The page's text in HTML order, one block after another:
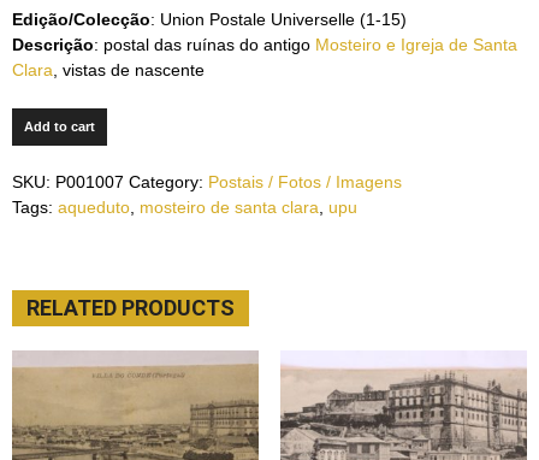
Edição/Colecção: Union Postale Universelle (1-15)
Descrição: postal das ruínas do antigo Mosteiro e Igreja de Santa
Clara , vistas de nascente
Add to cart
SKU: P001007 Category: Postais / Fotos / Imagens
Tags: aqueduto mosteiro de santa clara upu
RELATED PRODUCTS